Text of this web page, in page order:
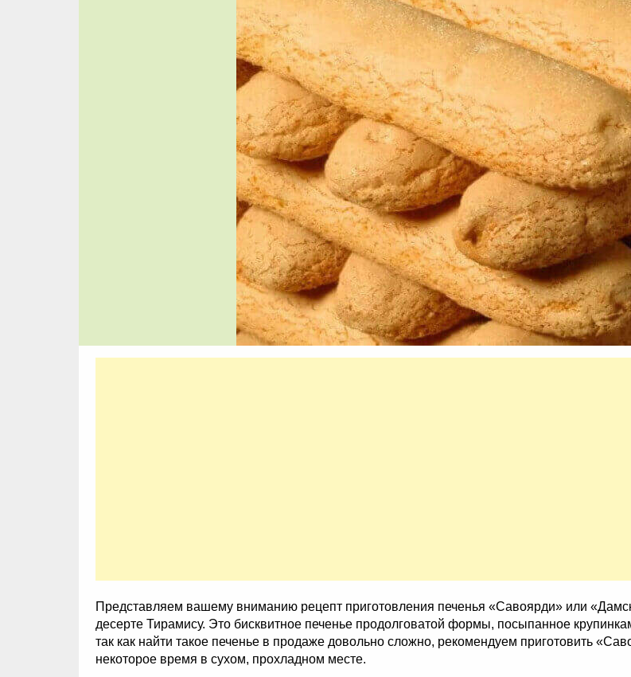
Представляем вашему вниманию рецепт приготовления печенья «Савоярди» или
десерте Тирамису. Это бисквитное печенье продолговатой формы, посыпанное
так как найти такое печенье в продаже довольно сложно, рекомендуем приготовить
некоторое время в сухом, прохладном месте.